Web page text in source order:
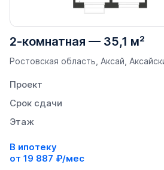
2-комнатная — 35,1 м²
Ростовская область, Аксай,
Проект
Срок сдачи
Этаж
В ипотеку
от 19 887 ₽/мес